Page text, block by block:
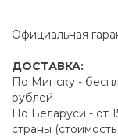
Официальная
ДОСТАВКА:
По Минску -
рублей
По Беларуси - от
страны